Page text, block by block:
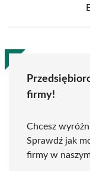
firmy!
Chcesz
Sprawdź jak
firmy w